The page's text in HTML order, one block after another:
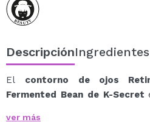
DescripciónIngredientes
El contorno de ojos
Fermented Bean de K-Secret
ver más